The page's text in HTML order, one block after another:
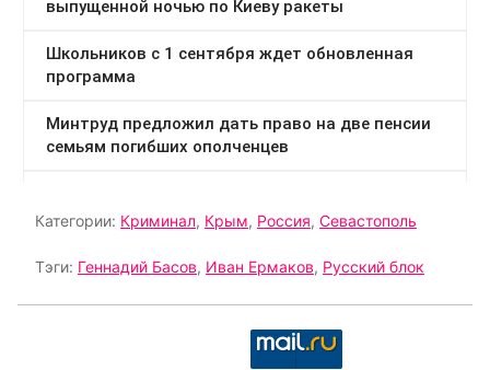
Категории: Криминал, Крым, Россия, Севастополь
Тэги: Геннадий Басов, Иван Ермаков, Русский блок